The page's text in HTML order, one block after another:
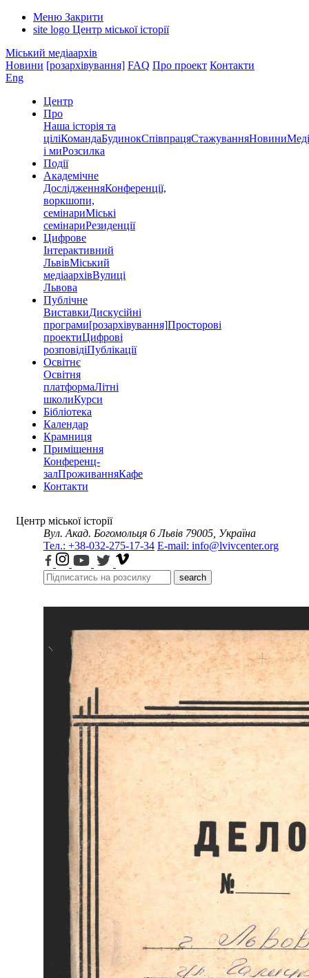
Меню Закрити
site logo Центр міської історії
Міський медіаархів
Новини [розархівування] FAQ Про проект Контакти
Eng
Центр
Про
Наша історія та
ціліКомандаБудинокСпівпрацяСтажуванняНовини
і миРозсилка
Події
Академічне
ДослідженняКонференції,
воркшопи,
семінариМіські
семінариРезиденції
Цифрове
Інтерактивний
ЛьвівМіський
медіаархівВулиці
Львова
Публічне
ВиставкиДискусійні
програми[розархівування]Просторові
проектиЦифрові
розповідіПублікації
Освітнє
Освітня
платформаЛітні
школиКурси
Бібліотека
Календар
Крамниця
Приміщення
Конференц-
залПроживанняКафе
Контакти
Центр міської історії
Вул. Акад. Богомольця 6 Львів 79005, Україна
Тел.: +38-032-275-17-34 E-mail: info@lvivcenter.org
search